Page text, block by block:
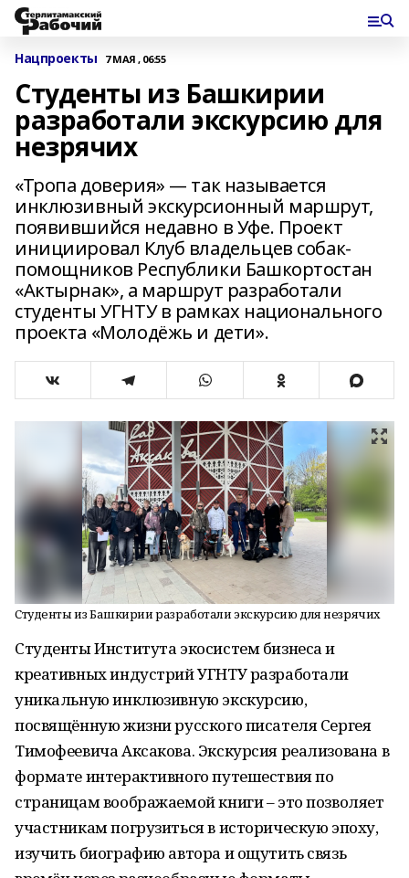
Нацпроекты 7 МАЯ , 06:55
Студенты из Башкирии
разработали экскурсию для
незрячих
«Тропа доверия» — так называется
инклюзивный экскурсионный маршрут,
появившийся недавно в Уфе. Проект
инициировал Клуб владельцев собак-
помощников Республики Башкортостан
«Актырнак», а маршрут разработали
студенты УГНТУ в рамках национального
проекта «Молодёжь и дети».
Студенты из Башкирии разработали экскурсию для незрячих
Студенты Института экосистем бизнеса и
креативных индустрий УГНТУ разработали
уникальную инклюзивную экскурсию,
посвящённую жизни русского писателя Сергея
Тимофеевича Аксакова. Экскурсия реализована в
формате интерактивного путешествия по
страницам воображаемой книги – это позволяет
участникам погрузиться в историческую эпоху,
изучить биографию автора и ощутить связь